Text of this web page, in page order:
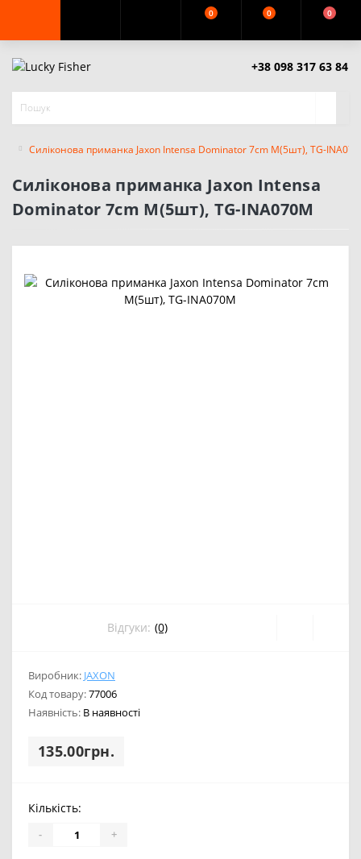
0 0 0
+38 098 317 63 84
Силіконова приманка Jaxon Intensa Dominator 7cm M(5шт), TG-
Силіконова приманка Jaxon Intensa
Dominator 7cm M(5шт), TG-INA070M
Відгуки: (0)
Виробник: JAXON
Код товару:77006
Наявність: В наявності
135.00грн.
Кількість:
- +